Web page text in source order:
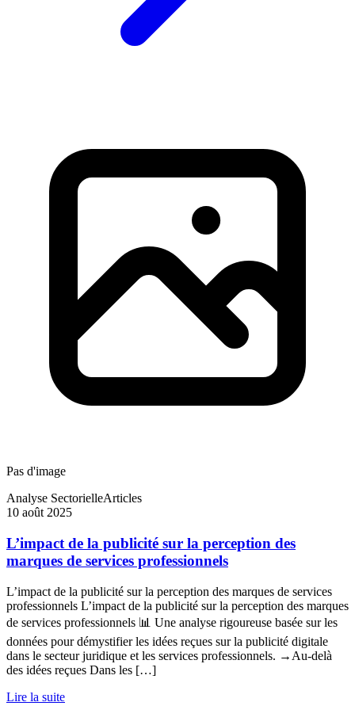
Pas d'image
Analyse SectorielleArticles
10 août 2025
L’impact de la publicité sur la perception des
marques de services professionnels
L’impact de la publicité sur la perception des marques de services
professionnels L’impact de la publicité sur la perception des marques
de services professionnels 📊 Une analyse rigoureuse basée sur les
données pour démystifier les idées reçues sur la publicité digitale
dans le secteur juridique et les services professionnels. →Au-delà
des idées reçues Dans les […]
Lire la suite